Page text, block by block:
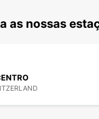
as nossas